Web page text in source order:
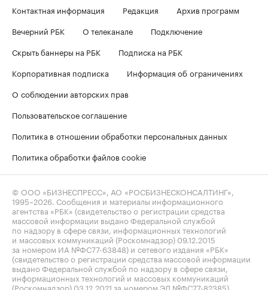
Контактная информация Редакция
Архив программ
Вечерний РБК
О телеканале
Подключение
Скрыть баннеры на РБК
Подписка на РБК
Корпоративная подписка
Информация об ограничениях
О соблюдении авторских прав
Пользовательское соглашение
Политика в отношении обработки персональных данных
Политика обработки файлов cookie
© ООО «БИЗНЕСПРЕСС», АО «РОСБИЗНЕСКОНСАЛТИНГ»,
1995–2026 . Сообщения и материалы информационного
агентства «РБК» (свидетельство о регистрации средства
массовой информации выдано Федеральной службой
по надзору в сфере связи, информационных технологий
и массовых коммуникаций (Роскомнадзор) 09.12.2015
за номером ИА №ФС77-63848) и сетевого издания «РБК»
(свидетельство о регистрации средства массовой информации
выдано Федеральной службой по надзору в сфере связи,
информационных технологий и массовых коммуникаций
(Роскомнадзор) 03.12.2021 за номером ЭЛ №ФС77-82385)